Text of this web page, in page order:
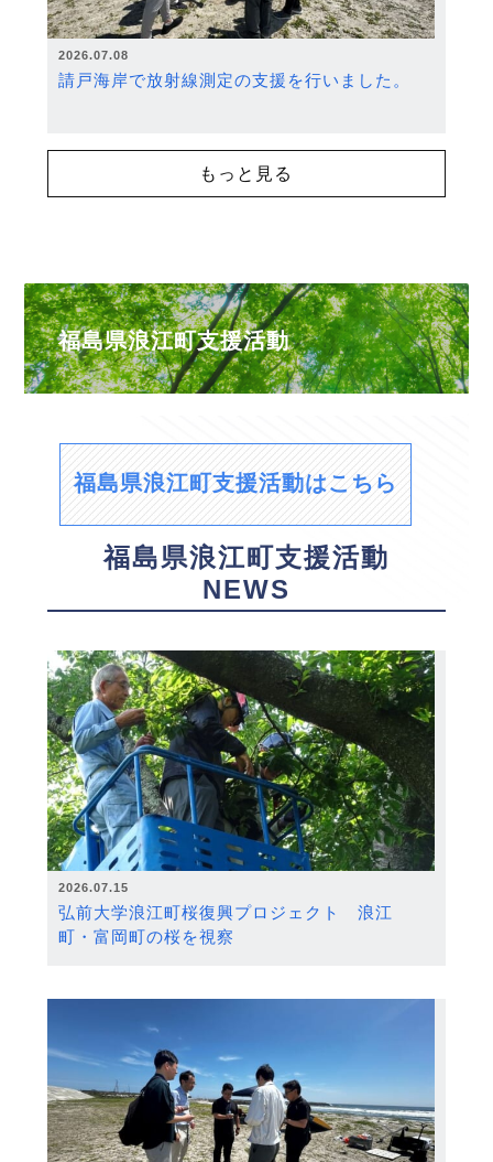
2026.07.08
請戸海岸で放射線測定の支援を行いました。
もっと見る
福島県浪江町支援活動
福島県浪江町支援活動はこちら
福島県浪江町支援活動
NEWS
2026.07.15
弘前大学浪江町桜復興プロジェクト 浪江
町・富岡町の桜を視察